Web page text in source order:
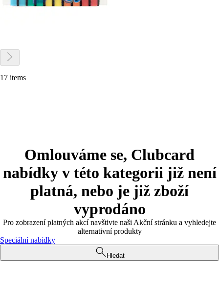
17 items
Omlouváme se, Clubcard
nabídky v této kategorii již není
platná, nebo je již zboží
vyprodáno
Pro zobrazení platných akcí navštivte naši Akční stránku a vyhledejte
alternativní produkty
Speciální nabídky
Hledat